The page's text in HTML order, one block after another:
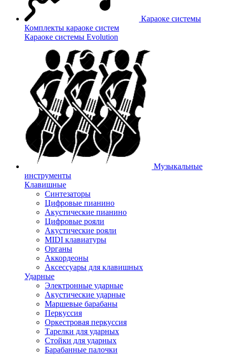
Караоке системы
Комплекты караоке систем
Караоке системы Evolution
Музыкальные
инструменты
Клавишные
Синтезаторы
Цифровые пианино
Акустические пианино
Цифровые рояли
Акустические рояли
MIDI клавиатуры
Органы
Аккордеоны
Аксессуары для клавишных
Ударные
Электронные ударные
Акустические ударные
Маршевые барабаны
Перкуссия
Оркестровая перкуссия
Тарелки для ударных
Стойки для ударных
Барабанные палочки